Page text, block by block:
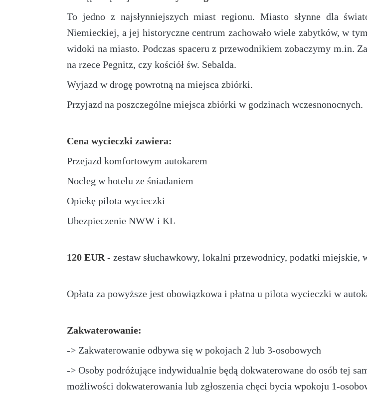
To jedno z najsłynniejszych miast regionu. Miasto słynne dla
Niemieckiej, a jej historyczne centrum zachowało wiele zabytków, w
widoki na miasto. Podczas spaceru z przewodnikiem zobaczymy m.in.
na rzece Pegnitz, czy kościół św. Sebalda.
Wyjazd w drogę powrotną na miejsca zbiórki.
Przyjazd na poszczególne miejsca zbiórki w godzinach wczesnonocnych.
Cena wycieczki zawiera:
Przejazd komfortowym autokarem
Nocleg w hotelu ze śniadaniem
Opiekę pilota wycieczki
Ubezpieczenie NWW i KL
120 EUR - zestaw słuchawkowy, lokalni przewodnicy, podatki miejskie,
Opłata za powyższe jest obowiązkowa i płatna u pilota wycieczki w
Zakwaterowanie:
-> Zakwaterowanie odbywa się w pokojach 2 lub 3-osobowych
-> Osoby podróżujące indywidualnie będą dokwaterowane do osób tej
możliwości dokwaterowania lub zgłoszenia chęci bycia wpokoju 1-